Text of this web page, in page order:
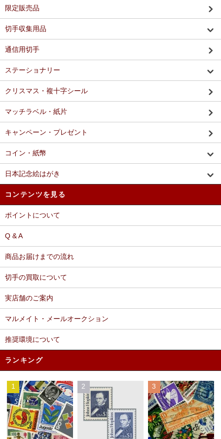
限定販売品
切手収集用品
通信用切手
ステーショナリー
クリスマス・複十字シール
マッチラベル・紙片
キャンペーン・プレゼント
コイン・紙幣
日本記念絵はがき
コンテンツを見る
ポイントについて
Q & A
商品お届けまでの流れ
切手の買取について
実店舗のご案内
マルメイト・メールオークション
推奨環境について
ランキング
1 2 3